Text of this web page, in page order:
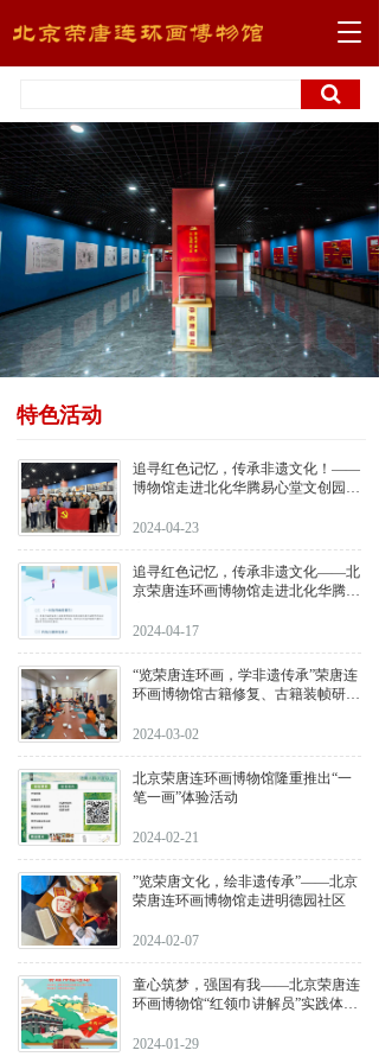
T
g
g
l
v
i
g
a
t
i
o
特色活动
追寻红色记忆，传承非遗文化！——
博物馆走进北化华腾易心堂文创园活
2024-04-23
追寻红色记忆，传承非遗文化——北
京荣唐连环画博物馆走进北化华腾易
2024-04-17
“览荣唐连环画，学非遗传承”荣唐连
环画博物馆古籍修复、古籍装帧研学
2024-03-02
北京荣唐连环画博物馆隆重推出“一
笔一画”体验活动
2024-02-21
”览荣唐文化，绘非遗传承”——北京
荣唐连环画博物馆走进明德园社区
2024-02-07
童心筑梦，强国有我——北京荣唐连
环画博物馆“红领巾讲解员”实践体验
2024-01-29